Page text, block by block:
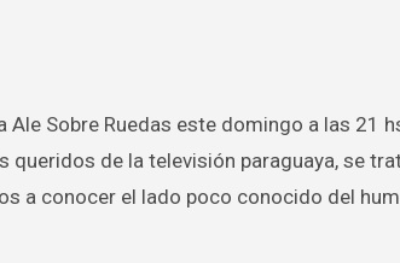
queridos de la televisión paraguaya, se
a conocer el lado poco conocido del